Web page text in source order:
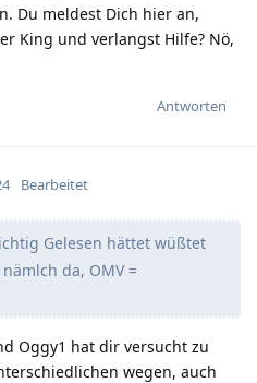
Du meldest Dich hier an,
King und verlangst Hilfe? Nö,
Antworten
Bearbeitet
Gelesen hättet wüßtet
da, OMV =
Oggy1 hat dir versucht zu
wegen, auch